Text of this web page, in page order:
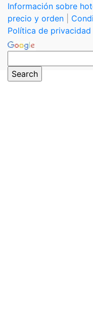
Información sobre
precio y orden
Política de privacidad